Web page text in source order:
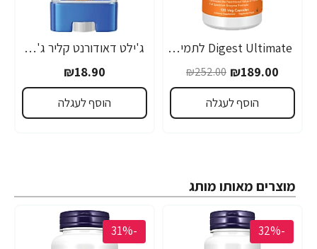
Digest Ultimate לתמיכה במערכת העיכול 120 כמוסות - מבית NOW FOODS
₪189.00
₪252.00
הוסף לעגלה
ג'ילט דאודורנט קליר ג'ל SPORT TRIUMPH ספורט טריומף 70 מ"ל - מבית Gillette
₪18.90
הוסף לעגלה
מוצרים מאותו מותג
-32%
-31%